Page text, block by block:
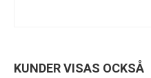
KUNDER VISAS OCKSÅ